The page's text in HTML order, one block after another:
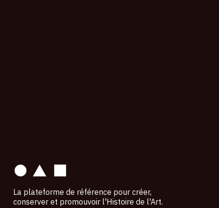
La plateforme de référence pour créer,
conserver et promouvoir l'Histoire de l'Art.